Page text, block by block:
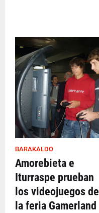
BARAKALDO
Amorebieta e
Iturraspe prueban
los videojuegos de
la feria Gamerland